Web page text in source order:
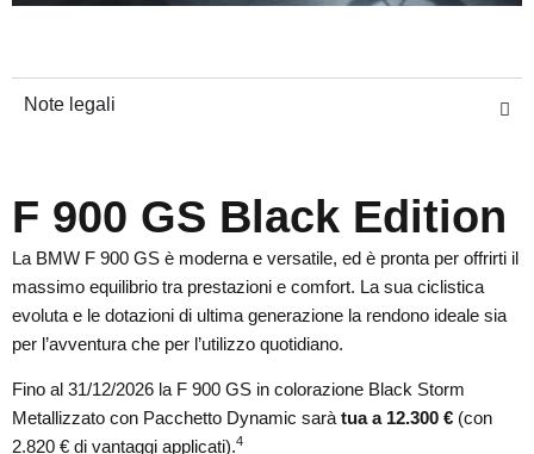
Note legali
F 900 GS Black Edition
La BMW F 900 GS è moderna e versatile, ed è pronta per offrirti il
massimo equilibrio tra prestazioni e comfort. La sua ciclistica
evoluta e le dotazioni di ultima generazione la rendono ideale sia
per l’avventura che per l’utilizzo quotidiano.
Fino al 31/12/2026 la F 900 GS in colorazione Black Storm
Metallizzato con Pacchetto Dynamic sarà tua a 12.300 € (con
2.820 € di vantaggi applicati).4